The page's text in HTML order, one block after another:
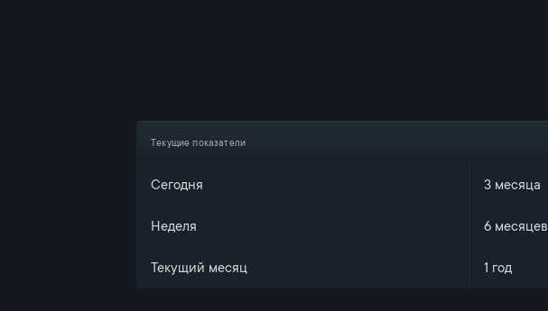
Текущие показатели
Сегодня 3 месяца
Неделя 6 месяцев
Текущий месяц 1 год